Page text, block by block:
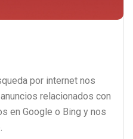
por internet nos
relacionados con
en Google o Bing y nos